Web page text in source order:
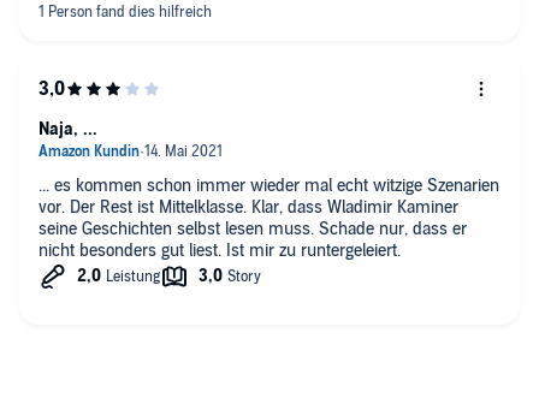
... es kommen schon immer wieder mal echt witzige Szenarien
vor. Der Rest ist Mittelklasse. Klar, dass Wladimir Kaminer
seine Geschichten selbst lesen muss. Schade nur, dass er
nicht besonders gut liest. Ist mir zu runtergeleiert.
Naja, ...